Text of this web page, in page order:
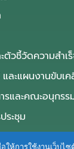
ตัวชี้วัดความสำเ
ละแผนงานขับเ
รและคณะอนุกรร
ระชุม
ให้การใช้งานเว็บ